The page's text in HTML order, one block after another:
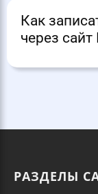
Как
через
РАЗДЕЛЫ